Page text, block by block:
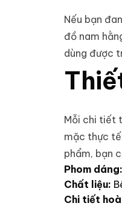
Nếu bạn
đồ nam
dùng được
Mỗi chi tiết
mặc thực
phẩm, bạn
Phom dáng:
Chất liệu:
Chi tiết